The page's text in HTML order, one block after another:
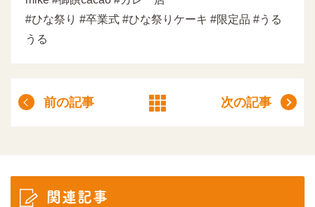
#ひな祭り #卒業式 #ひな祭りケーキ #限定品 #うる
うる
前の記事 次の記事
関連記事